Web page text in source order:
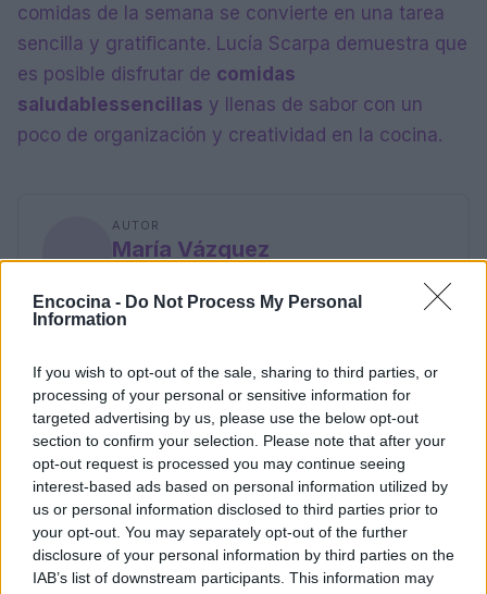
Encocina - Do Not Process My Personal
Information
If you wish to opt-out of the sale, sharing to third parties, or
processing of your personal or sensitive information for
targeted advertising by us, please use the below opt-out
section to confirm your selection. Please note that after your
opt-out request is processed you may continue seeing
interest-based ads based on personal information utilized by
us or personal information disclosed to third parties prior to
your opt-out. You may separately opt-out of the further
disclosure of your personal information by third parties on the
IAB’s list of downstream participants. This information may
comidas de la semana se convierte en una tarea
sencilla y gratificante. Lucía Scarpa demuestra que
es posible disfrutar de comidas
saludablessencillas y llenas de sabor con un
poco de organización y creatividad en la cocina.
AUTOR
María Vázquez
María Vázquez, zaragozana de 38 años con
gafas y mirada analítica, rememora haber
cubierto la crecida del Ebro en 2015 desde la
y contexto en cada pieza; es licenciada en
Historia por la Universidad de Zaragoza y
mantiene una columna semanal sobre vida
urbana y políticas públicas.